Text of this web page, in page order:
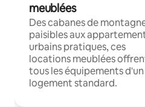
meublées
Des cabanes de
paisibles aux
urbains pratiques, ces
locations meublées
tous les équipements d'un
logement standard.